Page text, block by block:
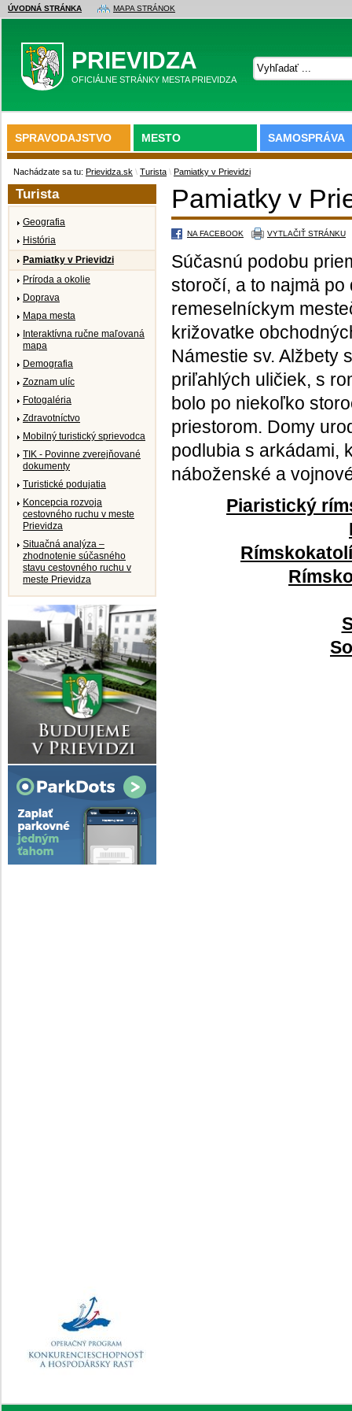
ÚVODNÁ STRÁNKA MAPA STRÁNOK
PRIEVIDZA
OFICIÁLNE STRÁNKY MESTA PRIEVIDZA
SPRAVODAJSTVO MESTO SAMOSPRÁVA
Nachádzate sa tu: Prievidza.sk \ Turista \ Pamiatky v Prievidzi
Pamiatky v
NA FACEBOOK VYTLAČIŤ STRÁNKU
Súčasnú podobu
storočí, a to najmä
remeselníckym
križovatke
Námestie sv. Alžbety
priľahlých uličiek, s
bolo po niekoľko
priestorom. Domy
podlubia s arkádami,
náboženské a
Piaristický
Turista
Geografia
História
Pamiatky v Prievidzi
Príroda a okolie
Doprava
Mapa mesta
Interaktívna ručne maľovaná
mapa
Demografia
Zoznam ulíc
Fotogaléria
Zdravotníctvo
Mobilný turistický sprievodca
TIK - Povinne zverejňované
dokumenty
Turistické podujatia
Koncepcia rozvoja
cestovného ruchu v meste
Prievidza
Situačná analýza –
zhodnotenie súčasného
stavu cestovného ruchu v
meste Prievidza